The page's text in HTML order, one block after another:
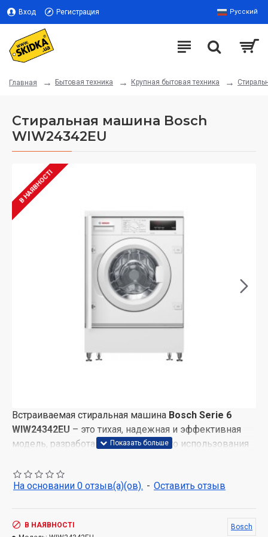
Вход Регистрация Русский
Главная Бытовая техника Крупная бытовая техника
Стиральная машина Bosch
WIW24342EU
В НАЯВНОСТІ
Встраиваемая стиральная машина Bosch Serie 6
WIW24342EU – это тихая, надежная и эффективная
модель, разработанная для удобного использования
бесщеточным двигателем
обеспечивает мощную, стабильную и в то же время
Plus автоматически оптимизирует потребление воды
На основании 0 отзыв(а)(ов). - Оставить отзыв
В НАЯВНОСТІ
Bosch